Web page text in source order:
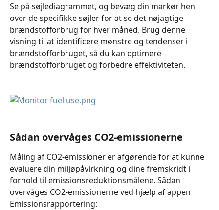
Se på søjlediagrammet, og bevæg din markør hen
over de specifikke søjler for at se det nøjagtige
brændstofforbrug for hver måned. Brug denne
visning til at identificere mønstre og tendenser i
brændstofforbruget, så du kan optimere
brændstofforbruget og forbedre effektiviteten.
Sådan overvåges CO2-emissionerne
Måling af CO2-emissioner er afgørende for at kunne
evaluere din miljøpåvirkning og dine fremskridt i
forhold til emissionsreduktionsmålene. Sådan
overvåges CO2-emissionerne ved hjælp af appen
Emissionsrapportering: